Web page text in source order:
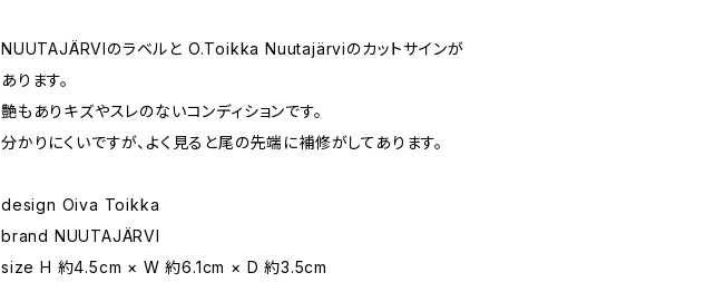
NUUTAJÄRVIのラベルと O.Toikka Nuutajärviのカットサインが
あります。
艶もありキズやスレのないコンディションです。
分かりにくいですが、よく見ると尾の先端に補修がしてあります。
design Oiva Toikka
brand NUUTAJÄRVI
size H 約4.5cm × W 約6.1cm × D 約3.5cm